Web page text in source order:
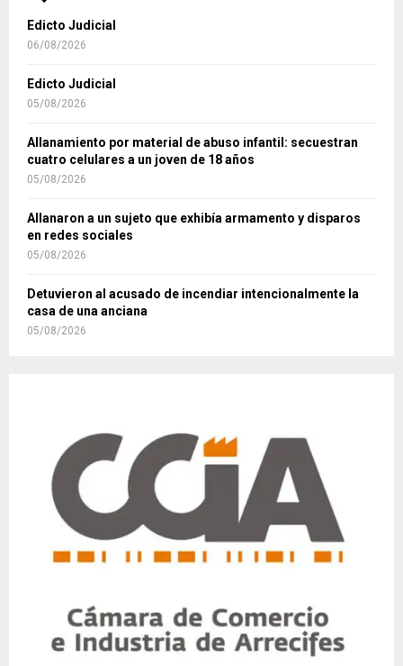
Edicto Judicial
06/08/2026
Edicto Judicial
05/08/2026
Allanamiento por material de abuso infantil: secuestran
cuatro celulares a un joven de 18 años
05/08/2026
Allanaron a un sujeto que exhibía armamento y disparos
en redes sociales
05/08/2026
Detuvieron al acusado de incendiar intencionalmente la
casa de una anciana
05/08/2026